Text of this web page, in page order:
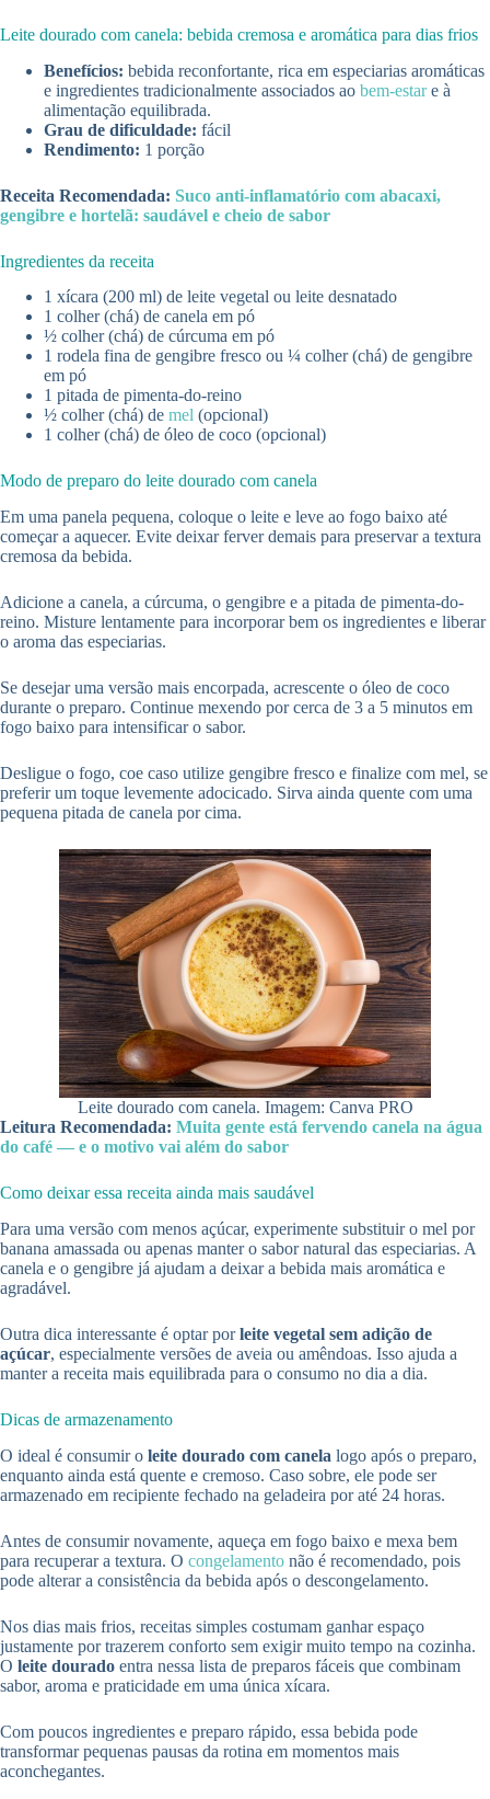
Leite dourado com canela: bebida cremosa e aromática para dias frios
Benefícios: bebida reconfortante, rica em especiarias aromáticas
e ingredientes tradicionalmente associados ao bem-estare à
alimentação equilibrada.
Grau de dificuldade: fácil
Rendimento: 1 porção
Receita Recomendada: Suco anti-inflamatório com abacaxi,
gengibre e hortelã: saudável e cheio de sabor
Ingredientes da receita
1 xícara (200 ml) de leite vegetal ou leite desnatado
1 colher (chá) de canela em pó
½ colher (chá) de cúrcuma em pó
1 rodela fina de gengibre fresco ou ¼ colher (chá) de gengibre
em pó
1 pitada de pimenta-do-reino
½ colher (chá) de mel (opcional)
1 colher (chá) de óleo de coco (opcional)
Modo de preparo do leite dourado com canela
Em uma panela pequena, coloque o leite e leve ao fogo baixo até
começar a aquecer. Evite deixar ferver demais para preservar a textura
cremosa da bebida.
Adicione a canela, a cúrcuma, o gengibre e a pitada de pimenta-do-
reino. Misture lentamente para incorporar bem os ingredientes e liberar
o aroma das especiarias.
Se desejar uma versão mais encorpada, acrescente o óleo de coco
durante o preparo. Continue mexendo por cerca de 3 a 5 minutos em
fogo baixo para intensificar o sabor.
Desligue o fogo, coe caso utilize gengibre fresco e finalize com mel, se
preferir um toque levemente adocicado. Sirva ainda quente com uma
pequena pitada de canela por cima.
Leite dourado com canela. Imagem: Canva PRO
Leitura Recomendada: Muita gente está fervendo canela na água
do café — e o motivo vai além do sabor
Como deixar essa receita ainda mais saudável
Para uma versão com menos açúcar, experimente substituir o mel por
banana amassada ou apenas manter o sabor natural das especiarias. A
canela e o gengibre já ajudam a deixar a bebida mais aromática e
agradável.
Outra dica interessante é optar porleite vegetal sem adição de
açúcar, especialmente versões de aveia ou amêndoas. Isso ajuda a
manter a receita mais equilibrada para o consumo no dia a dia.
Dicas de armazenamento
O ideal é consumir o leite dourado com canela logo após o preparo,
enquanto ainda está quente e cremoso. Caso sobre, ele pode ser
armazenado em recipiente fechado na geladeira por até 24 horas.
Antes de consumir novamente, aqueça em fogo baixo e mexa bem
para recuperar a textura. O congelamento não é recomendado, pois
pode alterar a consistência da bebida após o descongelamento.
Nos dias mais frios, receitas simples costumam ganhar espaço
justamente por trazerem conforto sem exigir muito tempo na cozinha.
O leite dourado entra nessa lista de preparos fáceis que combinam
sabor, aroma e praticidade em uma única xícara.
Com poucos ingredientes e preparo rápido, essa bebida pode
transformar pequenas pausas da rotina em momentos mais
aconchegantes.